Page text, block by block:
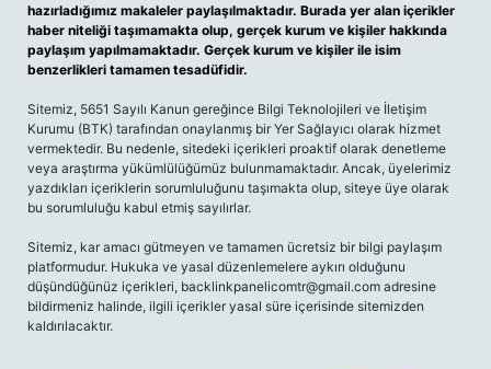
hazırladığımız makaleler paylaşılmaktadır. Burada yer alan içerikler
haber niteliği taşımamakta olup, gerçek kurum ve kişiler hakkında
paylaşım yapılmamaktadır. Gerçek kurum ve kişiler ile isim
benzerlikleri tamamen tesadüfidir.
Sitemiz, 5651 Sayılı Kanun gereğince Bilgi Teknolojileri ve İletişim
Kurumu (BTK) tarafından onaylanmış bir Yer Sağlayıcı olarak hizmet
vermektedir. Bu nedenle, sitedeki içerikleri proaktif olarak denetleme
veya araştırma yükümlülüğümüz bulunmamaktadır. Ancak, üyelerimiz
yazdıkları içeriklerin sorumluluğunu taşımakta olup, siteye üye olarak
bu sorumluluğu kabul etmiş sayılırlar.
Sitemiz, kar amacı gütmeyen ve tamamen ücretsiz bir bilgi paylaşım
platformudur. Hukuka ve yasal düzenlemelere aykırı olduğunu
düşündüğünüz içerikleri, backlinkpanelicomtr@gmail.com adresine
bildirmeniz halinde, ilgili içerikler yasal süre içerisinde sitemizden
kaldırılacaktır.